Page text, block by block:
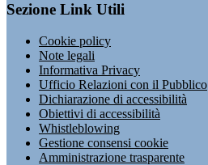
Sezione Link Utili
Cookie policy
Note legali
Informativa Privacy
Ufficio Relazioni con il Pubblico
Dichiarazione di accessibilità
Obiettivi di accessibilità
Whistleblowing
Gestione consensi cookie
Amministrazione trasparente